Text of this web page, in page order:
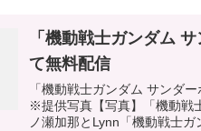
「機動戦士ガンダム
て無料配信
「機動戦士ガンダム サンダ
※提供写真【写真】「機動戦
ノ瀬加那とLynn「機動戦士